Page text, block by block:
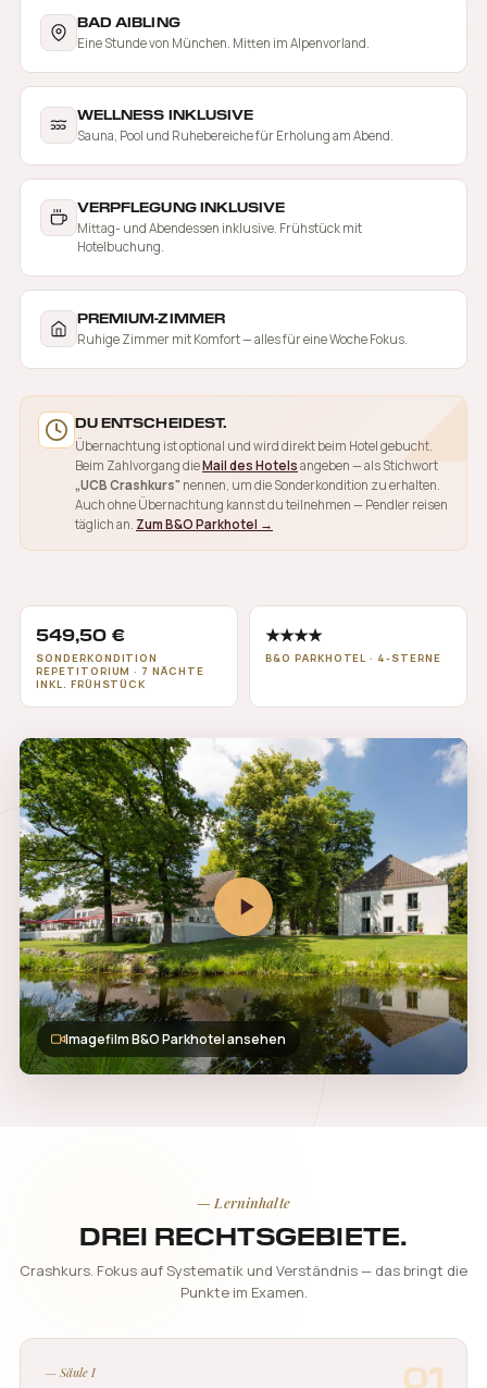
BAD AIBLING
Eine Stunde von München. Mitten im Alpenvorland.
WELLNESS INKLUSIVE
Sauna, Pool und Ruhebereiche für Erholung am Abend.
VERPFLEGUNG INKLUSIVE
Mittag- und Abendessen inklusive. Frühstück mit
Hotelbuchung.
PREMIUM-ZIMMER
Ruhige Zimmer mit Komfort — alles für eine Woche Fokus.
DU ENTSCHEIDEST.
Übernachtung ist optional und wird direkt beim Hotel gebucht.
Beim Zahlvorgang dieMail des Hotels angeben — als Stichwort
„UCB Crashkurs" nennen, um die Sonderkondition zu erhalten.
Auch ohne Übernachtung kannst du teilnehmen — Pendler reisen
täglich an. Zum B&O Parkhotel →
B&O PARKHOTEL
Bad Aibling · Oberbayern
549,50 €
SONDERKONDITION
REPETITORIUM · 7 NÄCHTE
INKL. FRÜHSTÜCK
★★★★
B&O PARKHOTEL · 4-STERNE
Imagefilm B&O Parkhotel ansehen
— Lerninhalte
DREI RECHTSGEBIETE.
Crashkurs. Fokus auf Systematik und Verständnis — das bringt die
Punkte im Examen.
01
— Säule I